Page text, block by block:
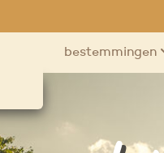
bestemmingen